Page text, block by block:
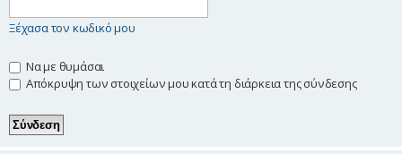
Ξέχασα τον κωδικό μου
Να με θυμάσαι
Απόκρυψη των στοιχείων μου κατά τη διάρκεια της σύνδεσης